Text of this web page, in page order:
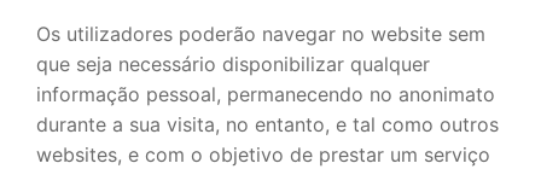
Os utilizadores poderão navegar no website sem
que seja necessário disponibilizar qualquer
informação pessoal, permanecendo no anonimato
durante a sua visita, no entanto, e tal como outros
websites, e com o objetivo de prestar um serviço